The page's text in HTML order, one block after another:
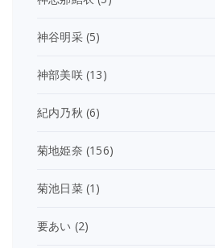
神谷明采(5)
神部美咲(13)
紀内乃秋 (6)
菊地姫奈 (156)
菊池日菜(1)
要あい (2)